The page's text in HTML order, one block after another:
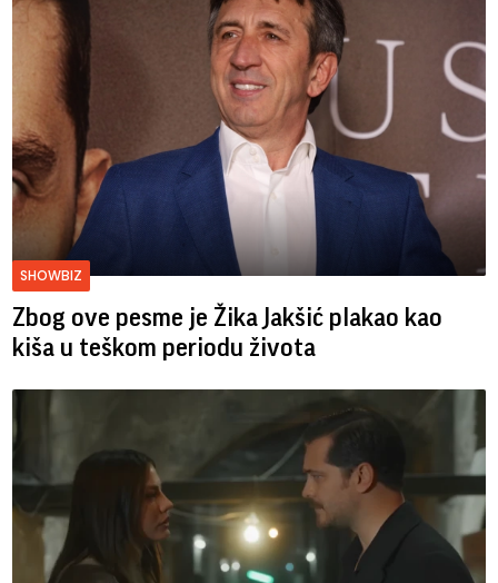
SHOWBIZ
Zbog ove pesme je Žika Jakšić plakao kao
kiša u teškom periodu života